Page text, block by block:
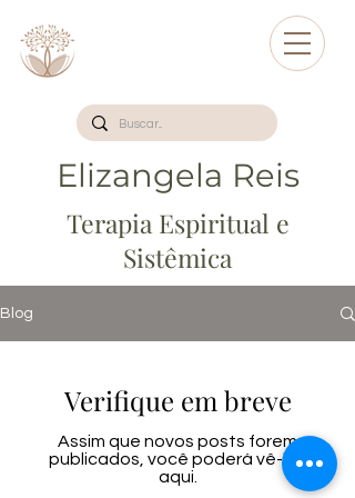
Elizangela Reis
Terapia Espiritual e
Sistêmica
Blog
Verifique em breve
Assim que novos posts forem
publicados, você poderá vê-los
aqui.